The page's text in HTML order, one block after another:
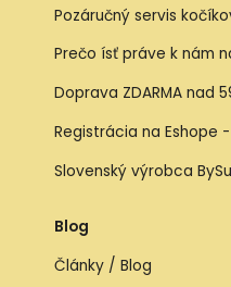
Pozáručný servis
Prečo ísť práve k nám
Doprava ZDARMA nad
Registrácia na Eshope
Slovenský výrobca
Blog
Články / Blog